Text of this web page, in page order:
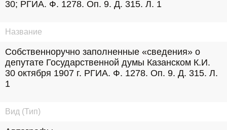
30; РГИА. Ф. 1278. Оп. 9. Д. 315. Л. 1
Название
Собственноручно заполненные «сведения» о
депутате Государственной думы Казанском К.И.
30 октября 1907 г. РГИА. Ф. 1278. Оп. 9. Д. 315. Л.
1
Вид (Тип)